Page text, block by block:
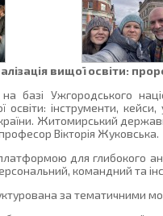
вищої освіти:
базі Ужгородського
освіти: інструменти,
Житомирський
Вікторія Жуковська.
для глибокого
командний та
за тематичними